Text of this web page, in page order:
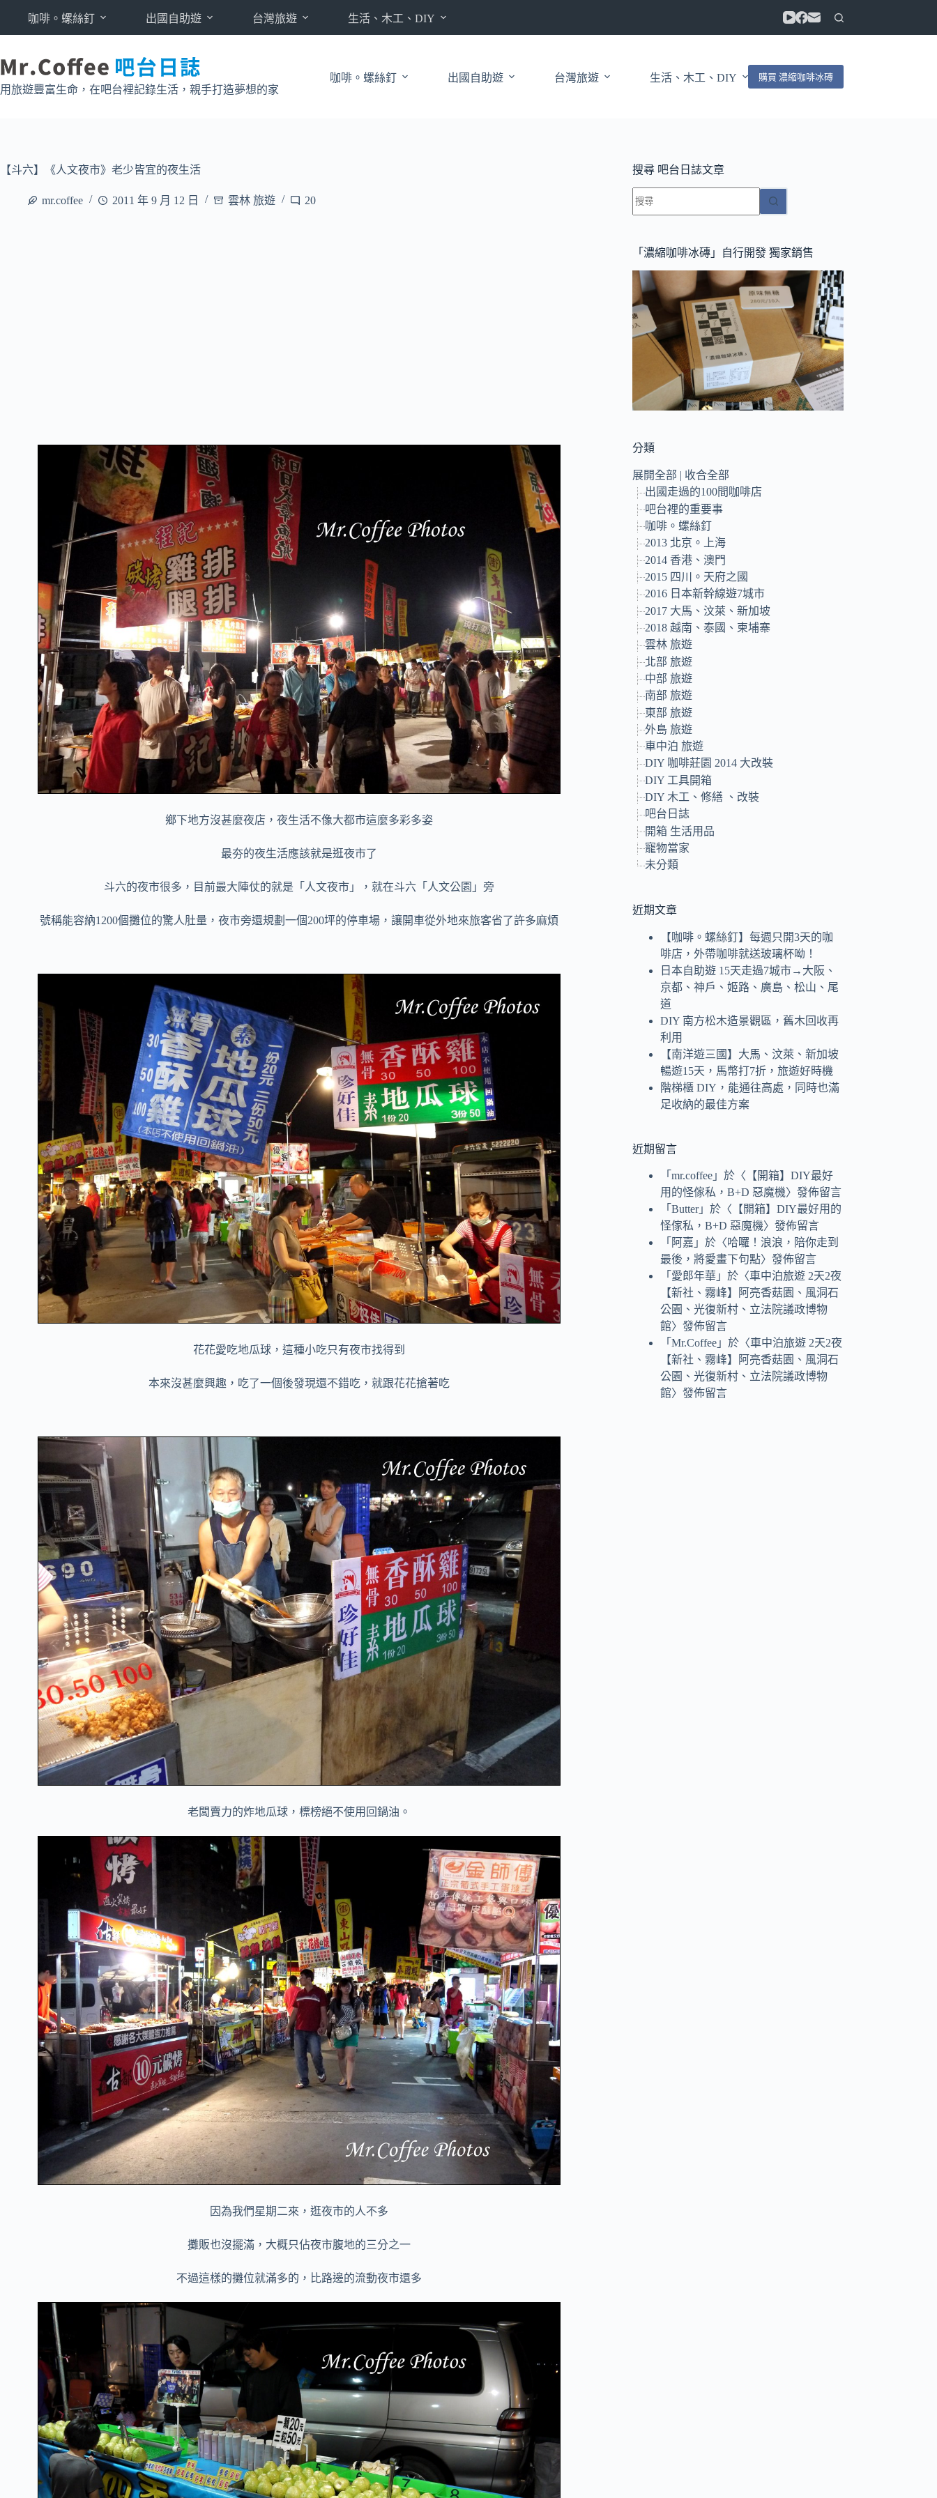
要
內
容
咖啡。螺絲釘 出國自助遊 台灣旅遊 生活、木工、DIY
用旅遊豐富生命，在吧台裡記錄生活，親手打造夢想的家
咖啡。螺絲釘 出國自助遊 台灣旅遊 生活、木工、DIY 購買 濃縮咖啡冰磚
【斗六】《人文夜市》老少皆宜的夜生活
mr.coffee 2011 年 9 月 12 日 雲林 旅遊 20
鄉下地方沒甚麼夜店，夜生活不像大都市這麼多彩多姿
最夯的夜生活應該就是逛夜市了
斗六的夜市很多，目前最大陣仗的就是「人文夜市」，就在斗六「人文公園」旁
號稱能容納1200個攤位的驚人肚量，夜市旁還規劃一個200坪的停車場，讓開車從外地來旅客省了許多麻煩
花花愛吃地瓜球，這種小吃只有夜市找得到
本來沒甚麼興趣，吃了一個後發現還不錯吃，就跟花花搶著吃
老闆賣力的炸地瓜球，標榜絕不使用回鍋油。
因為我們星期二來，逛夜市的人不多
攤販也沒擺滿，大概只佔夜市腹地的三分之一
不過這樣的攤位就滿多的，比路邊的流動夜市還多
搜尋 吧台日誌文章
找
不
符
條
件
的
結
「濃縮咖啡冰磚」自行開發 獨家銷售
分類
展開全部 | 收合全部
出國走過的100間咖啡店
吧台裡的重要事
咖啡。螺絲釘
2013 北京。上海
2014 香港、澳門
2015 四川。天府之國
2016 日本新幹線遊7城市
2017 大馬、汶萊、新加坡
2018 越南、泰國、柬埔寨
雲林 旅遊
北部 旅遊
中部 旅遊
南部 旅遊
東部 旅遊
外島 旅遊
車中泊 旅遊
DIY 咖啡莊園 2014 大改裝
DIY 工具開箱
DIY 木工、修繕 、改裝
吧台日誌
開箱 生活用品
寵物當家
未分類
近期文章
【咖啡。螺絲釘】每週只開3天的咖
啡店，外帶咖啡就送玻璃杯呦！
日本自助遊 15天走過7城市→大阪、
京都、神戶、姬路、廣島、松山、尾
道
DIY 南方松木造景觀區，舊木回收再
利用
【南洋遊三國】大馬、汶萊、新加坡
暢遊15天，馬幣打7折，旅遊好時機
階梯櫃 DIY，能通往高處，同時也滿
足收納的最佳方案
近期留言
「mr.coffee 」於〈 【開箱】DIY最好
用的怪傢私，B+D 惡魔機〉發佈留言
「Butter」於〈 【開箱】DIY最好用的
怪傢私，B+D 惡魔機〉發佈留言
「 阿嘉 」於〈哈囉！浪浪，陪你走到
最後，將愛畫下句點〉發佈留言
「 愛郎年華 」於〈車中泊旅遊 2天2夜
【新社、霧峰】阿亮香菇園、風洞石
公園、光復新村、立法院議政博物
館〉發佈留言
「Mr.Coffee 」於〈車中泊旅遊 2天2夜
【新社、霧峰】阿亮香菇園、風洞石
公園、光復新村、立法院議政博物
館〉發佈留言